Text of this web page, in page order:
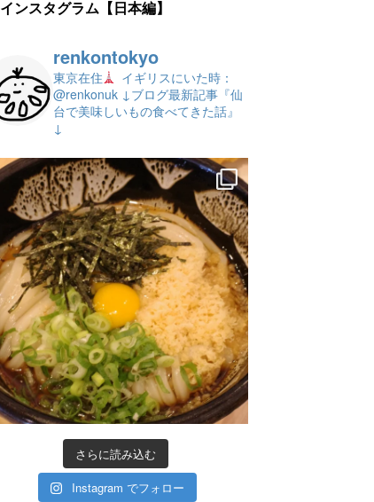
インスタグラム【日本編】
renkontokyo
東京在住
イギリスにいた時：
@renkonuk ↓ブログ最新記事『仙
台で美味しいもの食べてきた話』
↓
さらに読み込む
Instagram でフォロー